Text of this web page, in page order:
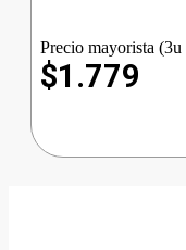
Precio mayorista (3u
$1.779